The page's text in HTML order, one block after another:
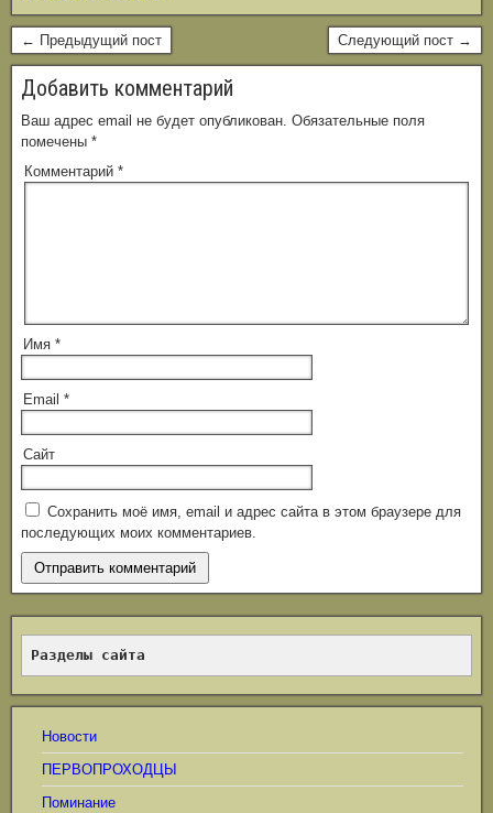
← Предыдущий пост Следующий пост →
Добавить комментарий
Ваш адрес email не будет опубликован. Обязательные поля
помечены *
Комментарий *
Имя *
Email *
Сайт
Сохранить моё имя, email и адрес сайта в этом браузере для
последующих моих комментариев.
Разделы сайта
Новости
ПЕРВОПРОХОДЦЫ
Поминание